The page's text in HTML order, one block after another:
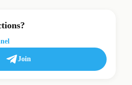
Join